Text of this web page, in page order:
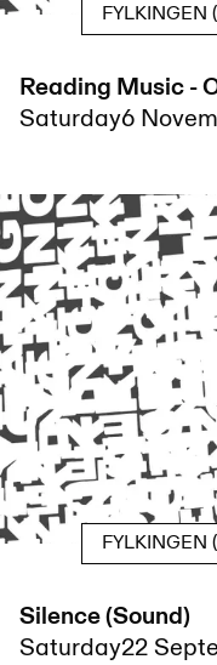
FYLKINGEN
Reading Music -
Saturday6
FYLKINGEN
Silence (Sound)
Saturday22